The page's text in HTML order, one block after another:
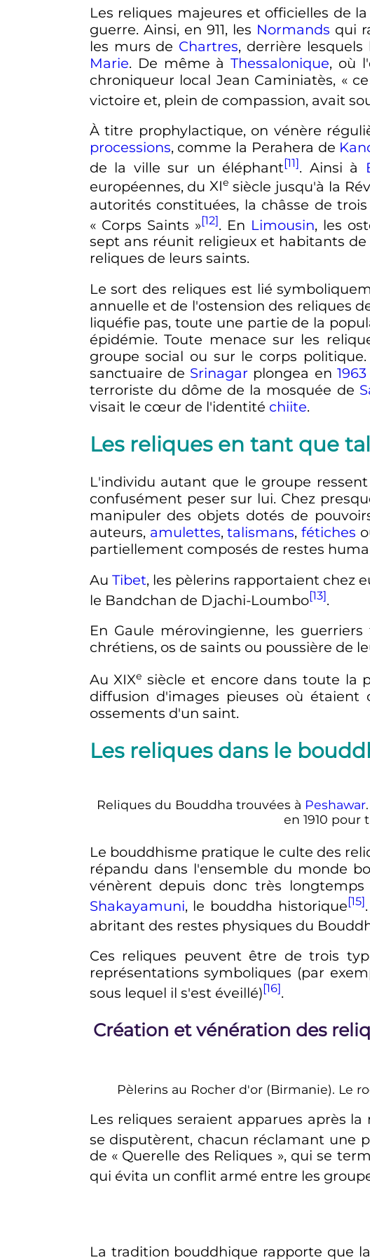
Les reliques majeures et officielles de
guerre. Ainsi, en 911, les Normands qui
les murs de Chartres, derrière
Marie. De même àThessalonique, où
chroniqueur local Jean Caminiatès, «
victoire et, plein de compassion, avait
À titre prophylactique, on vénère
processions, comme la Perahera de
de la ville sur un éléphant[11]. Ainsi à
européennes, duXIe siècle jusqu'à la
autorités constituées, la châsse de
« Corps Saints »[12]. En Limousin, les
sept ans réunit religieux et habitants
reliques de leurs saints.
Le sort des reliques est lié
annuelle et de l'ostension des reliques
liquéfie pas, toute une partie de la
épidémie. Toute menace sur les
groupe social ou sur le corps
sanctuaire de Srinagar plongea en 1963
terroriste du dôme de la mosquée de
visait le cœur de l'identité chiite.
Les reliques en tant que
L'individu autant que le groupe
confusément peser sur lui. Chez
manipuler des objets dotés de
auteurs, amulettes,talismans,fétiches
partiellement composés de restes
Au Tibet, les pèlerins rapportaient chez
le Bandchan de Djachi-Loumbo[13].
En Gaule mérovingienne, les
chrétiens, os de saints ou poussière de
AuXIXe siècle et encore dans toute la
diffusion d'images pieuses où
ossements d'un saint.
Les reliques dans le
Reliques du Bouddha trouvées à Peshawar
en 1910 pour
Le bouddhisme pratique le culte des
répandu dans l'ensemble du monde
vénèrent depuis donc très
Shakayamuni, le bouddha historique[15]
abritant des restes physiques du
Ces reliques peuvent être de trois
représentations symboliques (par
sous lequel il s'est éveillé)[16].
Création et vénération des
Pèlerins au Rocher d'or (Birmanie). Le
Les reliques seraient apparues après
se disputèrent, chacun réclamant une
de « Querelle des Reliques », qui se
qui évita un conflit armé entre les
La tradition bouddhique rapporte que